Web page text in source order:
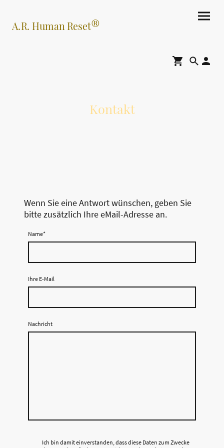
A.R. Human Reset®
Kontakt
Wenn Sie eine Antwort wünschen, geben Sie
bitte zusätzlich Ihre eMail-Adresse an.
Name*
Ihre E-Mail
Nachricht
Ich bin damit einverstanden, dass diese Daten zum Zwecke